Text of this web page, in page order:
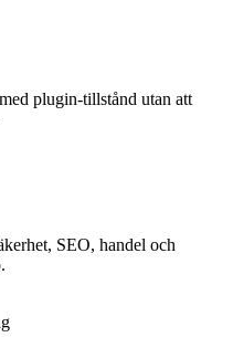
plugin-tillstånd utan att
SEO, handel och